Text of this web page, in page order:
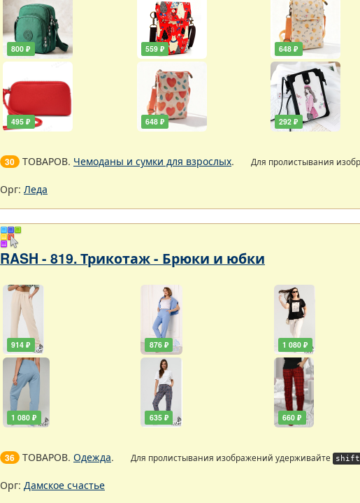
800 ₽
495 ₽
559 ₽
648 ₽
648 ₽
292 ₽
30 ТОВАРОВ. Чемоданы и сумки для взрослых. Для пролистывания
Орг: Леда
RASH - 819. Трикотаж - Брюки и юбки
914 ₽
1 080 ₽
876 ₽
635 ₽
1 080 ₽
660 ₽
36 ТОВАРОВ. Одежда. Для пролистывания изображений удерживайте shift
Орг: Дамское счастье